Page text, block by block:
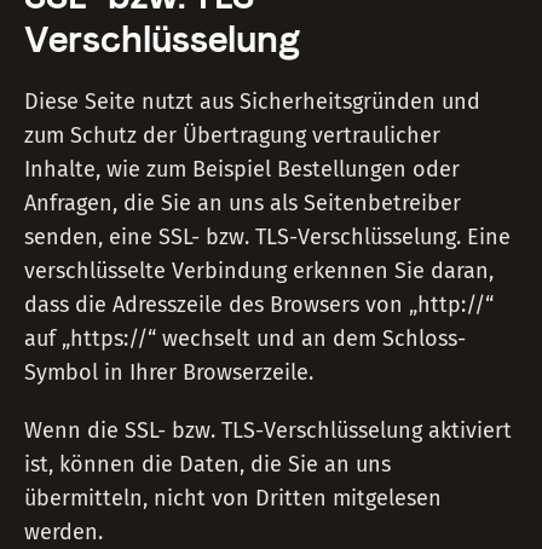
Verschlüsselung
Diese Seite nutzt aus Sicherheitsgründen und
zum Schutz der Übertragung vertraulicher
Inhalte, wie zum Beispiel Bestellungen oder
Anfragen, die Sie an uns als Seitenbetreiber
senden, eine SSL- bzw. TLS-Verschlüsselung. Eine
verschlüsselte Verbindung erkennen Sie daran,
dass die Adresszeile des Browsers von „http://“
auf „https://“ wechselt und an dem Schloss-
Symbol in Ihrer Browserzeile.
Wenn die SSL- bzw. TLS-Verschlüsselung aktiviert
ist, können die Daten, die Sie an uns
übermitteln, nicht von Dritten mitgelesen
werden.